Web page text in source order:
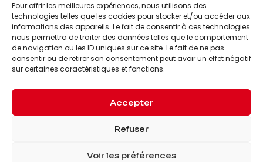
Pour offrir les meilleures expériences, nous utilisons des
technologies telles que les cookies pour stocker et/ou accéder aux
informations des appareils. Le fait de consentir à ces technologies
nous permettra de traiter des données telles que le comportement
de navigation ou les ID uniques sur ce site. Le fait de ne pas
consentir ou de retirer son consentement peut avoir un effet négatif
sur certaines caractéristiques et fonctions.
Accepter
Refuser
Voir les préférences
LUNDI-DIMANCHE
FERMÉ
© 2026 Nipponzilla. Tous
Mentions